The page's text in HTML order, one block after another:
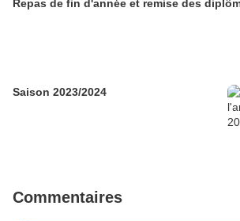
Repas de fin d'année et remise des
Saison 2023/2024
Commentaires